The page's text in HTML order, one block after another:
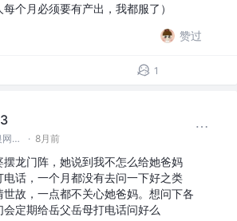
个月必须要有产出，我都服了）
赞过
1
前后端 @招银网络科技 · 8月前
龙门阵，她说到我不怎么给她爸妈
电话，一个月都没有去问一下好之类
世故，一点都不关心她爸妈。想问下各
定期给岳父岳母打电话问好么